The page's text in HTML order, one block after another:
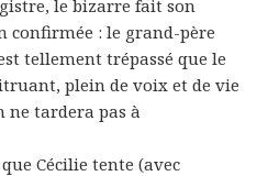
le bizarre fait son
confirmée : le grand-père
tellement trépassé que le
plein de voix et de vie
ne tardera pas à
Cécilie tente (avec